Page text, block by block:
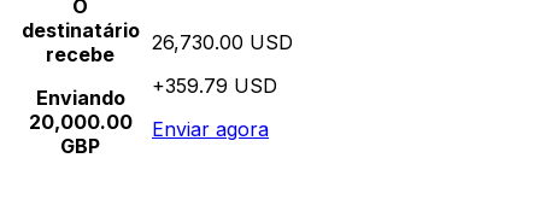
O
destinatário
recebe
Enviando
20,000.00
GBP
26,730.00 USD
+359.79 USD
Enviar agora